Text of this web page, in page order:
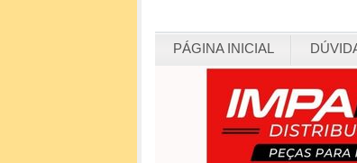
PÁGINA INICIAL